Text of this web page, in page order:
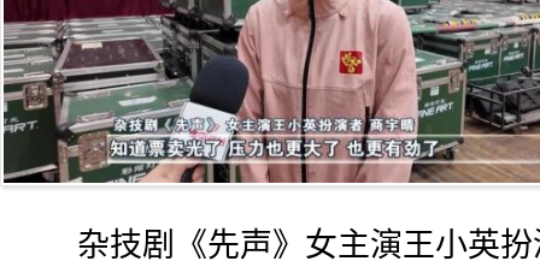
杂技剧《先声》女主演王小英扮